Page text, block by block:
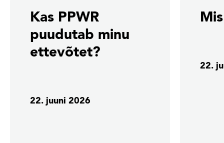
Kas PPWR
puudutab minu
ettevõtet?
22. juuni 2026
22.